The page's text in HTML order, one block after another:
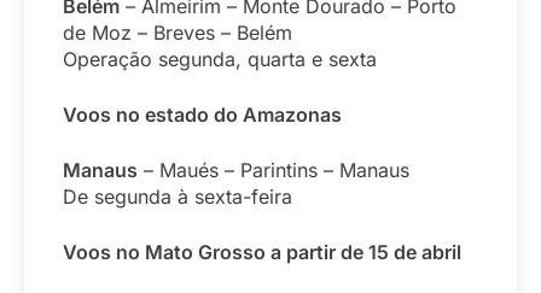
Belém – Almeirim – Monte Dourado – Porto
de Moz – Breves – Belém
Operação segunda, quarta e sexta
Voos no estado do Amazonas
Manaus – Maués – Parintins – Manaus
De segunda à sexta-feira
Voos no Mato Grosso a partir de 15 de abril